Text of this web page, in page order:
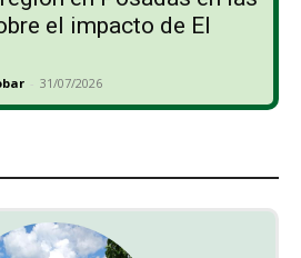
el impacto de El
- 31/07/2026